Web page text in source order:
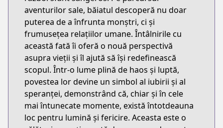
aventurilor sale, băiatul descoperă nu doar
puterea de a înfrunta monștri, ci și
frumusețea relațiilor umane. Întâlnirile cu
această fată îi oferă o nouă perspectivă
asupra vieții și îl ajută să își redefinească
scopul. Într-o lume plină de haos și luptă,
povestea lor devine un simbol al iubirii și al
speranței, demonstrând că, chiar și în cele
mai întunecate momente, există întotdeauna
loc pentru lumină și fericire. Aceasta este o